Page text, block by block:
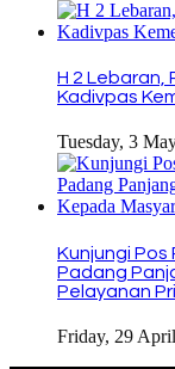
H 2 Lebaran,
Kadivpas
Tuesday, 3
Kunjungi Pos
Padang
Pelayanan
Friday, 29